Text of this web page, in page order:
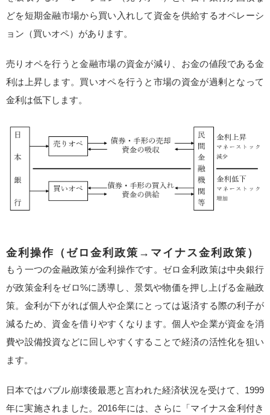
どを短期金融市場から買い入れして資金を供給するオペレーシ
ョン（買いオペ）があります。
売りオペを行うと金融市場の資金が減り、お金の値段である金
利は上昇します。買いオペを行うと市場の資金が過剰となって
金利は低下します。
金利操作（ゼロ金利政策→マイナス金利政策）
もう一つの金融政策が金利操作です。ゼロ金利政策は中央銀行
が政策金利をゼロ%に誘導し、景気や物価を押し上げる金融政
策。金利が下がれば個人や企業にとっては返済する際の利子が
減るため、資金を借りやすくなります。個人や企業が資金を消
費や設備投資などに回しやすくすることで経済の活性化を狙い
ます。
日本ではバブル崩壊後最悪と言われた経済状況を受けて、1999
年に実施されました。2016年には、さらに「マイナス金利付き